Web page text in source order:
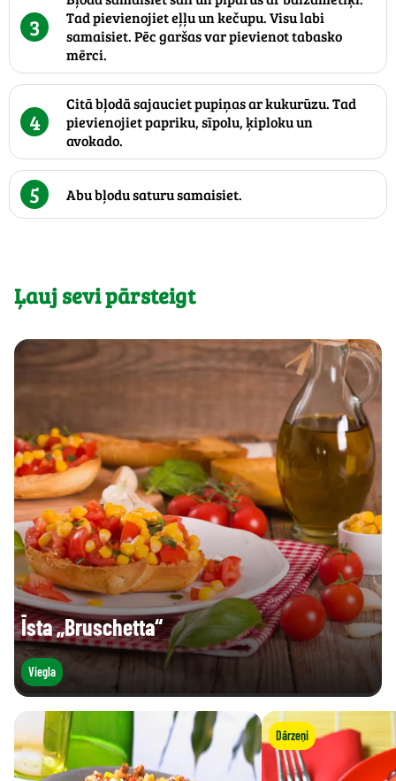
3
Tad pievienojiet eļļu un kečupu. Visu labi
samaisiet. Pēc garšas var pievienot tabasko
mērci.
4
Citā bļodā sajauciet pupiņas ar kukurūzu. Tad
pievienojiet papriku, sīpolu, ķiploku un
avokado.
5 Abu bļodu saturu samaisiet.
Ļauj sevi pārsteigt
Īsta „Bruschetta“
Viegla
Dārzeņi